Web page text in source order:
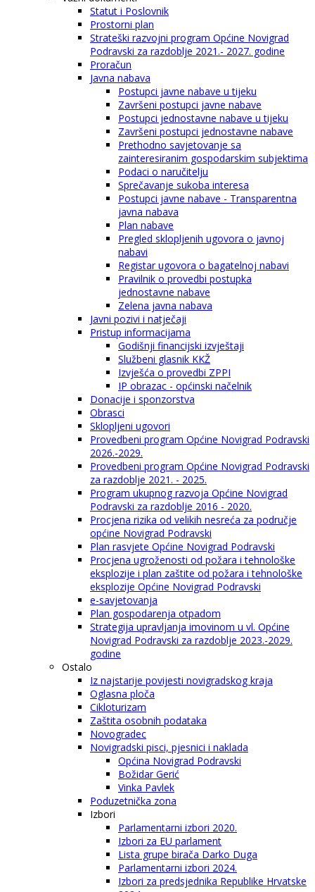
Statut i Poslovnik
Prostorni plan
Strateški razvojni program Općine Novigrad
Podravski za razdoblje 2021.- 2027. godine
Proračun
Javna nabava
Postupci javne nabave u tijeku
Završeni postupci javne nabave
Postupci jednostavne nabave u tijeku
Završeni postupci jednostavne nabave
Prethodno savjetovanje sa
zainteresiranim gospodarskim subjektima
Podaci o naručitelju
Sprečavanje sukoba interesa
Postupci javne nabave - Transparentna
javna nabava
Plan nabave
Pregled sklopljenih ugovora o javnoj
nabavi
Registar ugovora o bagatelnoj nabavi
Pravilnik o provedbi postupka
jednostavne nabave
Zelena javna nabava
Javni pozivi i natječaji
Pristup informacijama
Godišnji financijski izvještaji
Službeni glasnik KKŽ
Izvješća o provedbi ZPPI
IP obrazac - općinski načelnik
Donacije i sponzorstva
Obrasci
Sklopljeni ugovori
Provedbeni program Općine Novigrad Podravski
2026.-2029.
Provedbeni program Općine Novigrad Podravski
za razdoblje 2021. - 2025.
Program ukupnog razvoja Općine Novigrad
Podravski za razdoblje 2016 - 2020.
Procjena rizika od velikih nesreća za područje
općine Novigrad Podravski
Plan rasvjete Općine Novigrad Podravski
Procjena ugroženosti od požara i tehnološke
eksplozije i plan zaštite od požara i tehnološke
eksplozije Općine Novigrad Podravski
e-savjetovanja
Plan gospodarenja otpadom
Strategija upravljanja imovinom u vl. Općine
Novigrad Podravski za razdoblje 2023.-2029.
godine
Ostalo
Iz najstarije povijesti novigradskog kraja
Oglasna ploča
Cikloturizam
Zaštita osobnih podataka
Novogradec
Novigradski pisci, pjesnici i naklada
Općina Novigrad Podravski
Božidar Gerić
Vinka Pavlek
Poduzetnička zona
Izbori
Parlamentarni izbori 2020.
Izbori za EU parlament
Lista grupe birača Darko Duga
Parlamentarni izbori 2024.
Izbori za predsjednika Republike Hrvatske